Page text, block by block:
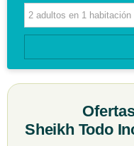
CIRCUITOS
GUIAS DE VIAJES
Ofertas de
Sheikh Todo